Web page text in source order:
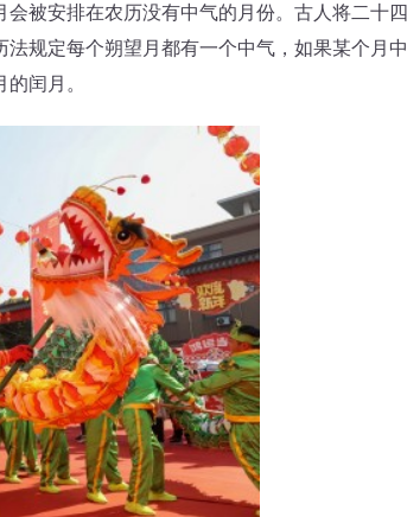
被安排在农历没有中气的月份。古人将二十四
规定每个朔望月都有一个中气，如果某个月中
闰月。